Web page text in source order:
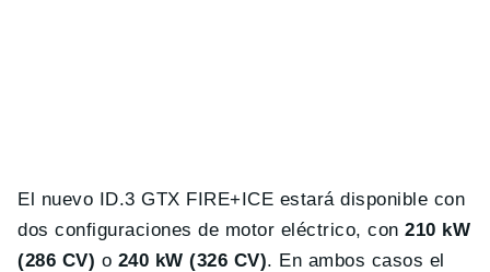
El nuevo ID.3 GTX FIRE+ICE estará disponible con
dos configuraciones de motor eléctrico, con210 kW
(286 CV) o 240 kW (326 CV). En ambos casos el